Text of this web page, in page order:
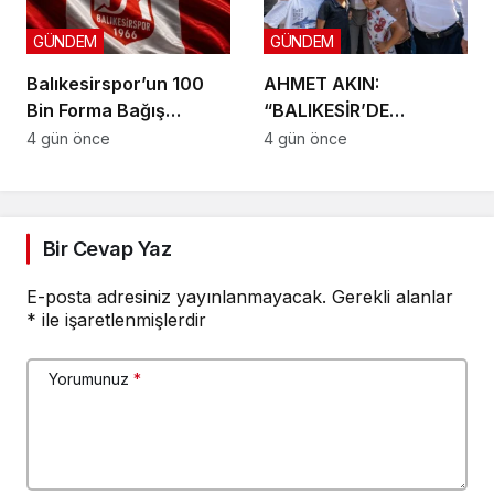
Balıkesirspor’un 100
Bin Forma Bağış
Kampanyası 10 Bin
GÜNDEM
4 gün önce
AHMET AKIN:
“BALIKESİR’DE
DOKUNMADIĞIMIZ İLÇE
GÜNDEM
4 gün önce
Bir Cevap Yaz
E-posta adresiniz yayınlanmayacak. Gerekli alanlar
* ile işaretlenmişlerdir
Yorumunuz *